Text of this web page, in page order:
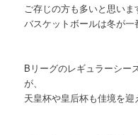
ご存じの方も多いと思いま
バスケットボールは冬が一
Bリーグのレギュラーシー
が、
天皇杯や皇后杯も佳境を迎